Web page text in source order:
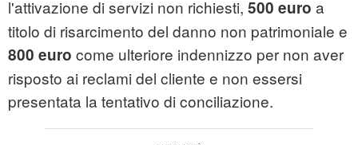
l'attivazione di servizi non richiesti, 500 euro a
titolo di risarcimento del danno non patrimoniale e
800 euro come ulteriore indennizzo per non aver
risposto ai reclami del cliente e non essersi
presentata la tentativo di conciliazione.